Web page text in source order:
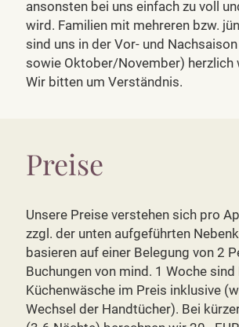
ansonsten bei uns einfach zu voll
wird. Familien mit mehreren bzw.
sind uns in der Vor- und
sowie Oktober/November) herzlich
Wir bitten um Verständnis.
Preise
Unsere Preise verstehen sich pro
zzgl. der unten aufgeführten
basieren auf einer Belegung von 2
Buchungen von mind. 1 Woche sind
Küchenwäsche im Preis inklusive
Wechsel der Handtücher). Bei